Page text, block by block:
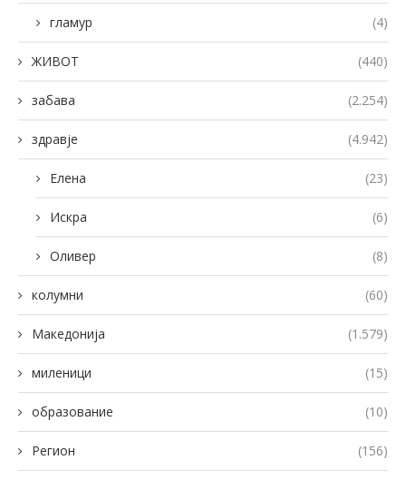
гламур (4)
ЖИВОТ (440)
забава (2.254)
здравје (4.942)
Елена (23)
Искра (6)
Оливер (8)
колумни (60)
Македонија (1.579)
миленици (15)
образование (10)
Регион (156)